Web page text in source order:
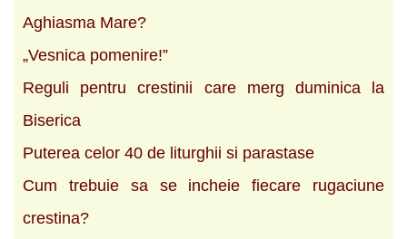
Aghiasma Mare?
„Vesnica pomenire!”
Reguli pentru crestinii care merg duminica la
Biserica
Puterea celor 40 de liturghii si parastase
Cum trebuie sa se incheie fiecare rugaciune
crestina?